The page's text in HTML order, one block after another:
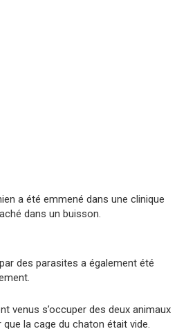
a été emmené dans une clinique
dans un buisson.
des parasites a également été
venus s’occuper des deux animaux
la cage du chaton était vide.